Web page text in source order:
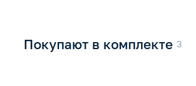
Покупают в комплекте